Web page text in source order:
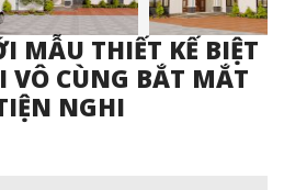
MẪU THIẾT KẾ BIỆT
CÙNG BẮT MẮT
NGHI